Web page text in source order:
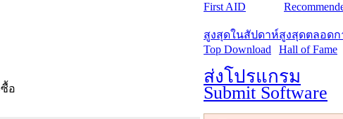
อ
First AID
สูงสุดในสัปดาห์
Top Download
สูงสุดตลอดก
Hall of Fame
ส่งโปรแกรม
Submit Software